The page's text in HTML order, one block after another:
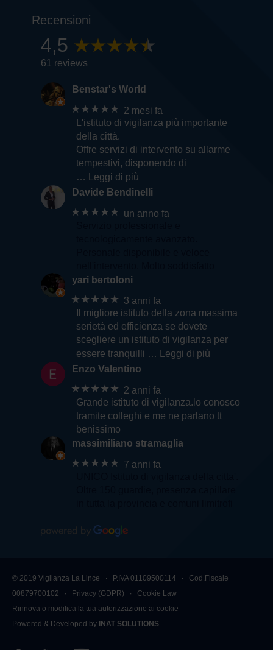
Recensioni
4,5
61 reviews
Benstar's World
★★★★★ 2 mesi fa
L'istituto di vigilanza più importante
della città.
Offre servizi di intervento su allarme
tempestivi, disponendo di
… Leggi di più
Davide Bendinelli
★★★★★ un anno fa
yari bertoloni
★★★★★ 3 anni fa
Il migliore istituto della zona massima
serietà ed efficienza se dovete
scegliere un istituto di vigilanza per
essere tranquilli … Leggi di più
Enzo Valentino
★★★★★ 2 anni fa
Grande istituto di vigilanza.lo conosco
tramite colleghi e me ne parlano tt
benissimo
massimiliano stramaglia
★★★★★ 7 anni fa
© 2019 Vigilanza La Lince ∙ P.IVA 01109500114 ∙ Cod.Fiscale
00879700102 ∙ Privacy (GDPR) ∙ Cookie Law
Rinnova o modifica la tua autorizzazione ai cookie
Powered & Developed by INAT SOLUTIONS